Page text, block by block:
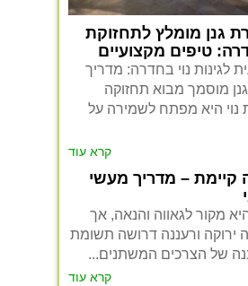
גנן מומלץ לתחזוקת
טיפים מקצועיים
לגינות נוי בחדרה: מדריך
מוסמך מבוא תחזוקה
נוי היא מפתח לשמירה על
קרא עוד
קיימת – מדריך מעשי
מקור לגאווה והנאה, אך
ירוקה ורעננה דרושה תשומת
של הצרכים המשתנים...
קרא עוד